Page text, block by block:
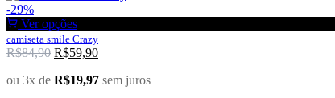
-29%
Ver opções
camiseta smile Crazy
R$84,90 R$59,90
ou 3x de R$19,97 sem juros